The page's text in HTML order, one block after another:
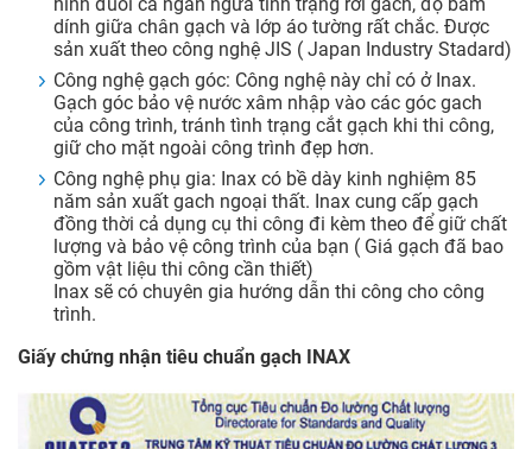
hình đuôi cá ngăn ngừa tình trạng rơi gach, độ bám
dính giữa chân gạch và lớp áo tường rất chắc. Được
sản xuất theo công nghệ JIS ( Japan Industry Stadard)
Công nghệ gạch góc: Công nghệ này chỉ có ở Inax.
Gạch góc bảo vệ nước xâm nhập vào các góc gach
của công trình, tránh tình trạng cắt gạch khi thi công,
giữ cho mặt ngoài công trình đẹp hơn.
Công nghệ phụ gia: Inax có bề dày kinh nghiệm 85
năm sản xuất gach ngoại thất. Inax cung cấp gạch
đồng thời cả dụng cụ thi công đi kèm theo để giữ chất
lượng và bảo vệ công trình của bạn ( Giá gạch đã bao
gồm vật liệu thi công cần thiết)
Inax sẽ có chuyên gia hướng dẫn thi công cho công
trình.
Giấy chứng nhận tiêu chuẩn gạch INAX